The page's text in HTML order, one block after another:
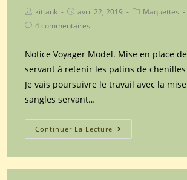
Post
author:
kittank
Postavril 22, 2019
PostMaquettes
Post4 commentaires
Notice Voyager Model. Mise en place
servant à retenir les patins de
Je vais poursuivre le travail avec la
sangles servant…
Continuer La Lecture
Dragon
du
char